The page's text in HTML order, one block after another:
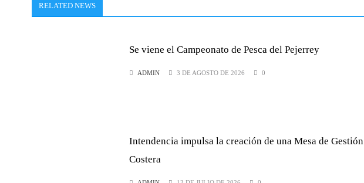
RELATED NEWS
Se viene el Campeonato de Pesca del Pejerrey
ADMIN 3 DE AGOSTO DE 2026 0
Intendencia impulsa la creación de una Mesa de Gestión
Costera